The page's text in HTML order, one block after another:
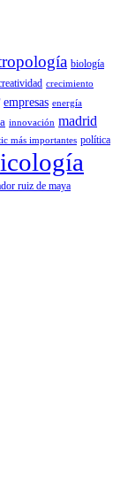
biología
crecimiento
empresas energía
innovación madrid
más importantes política
ruiz de maya